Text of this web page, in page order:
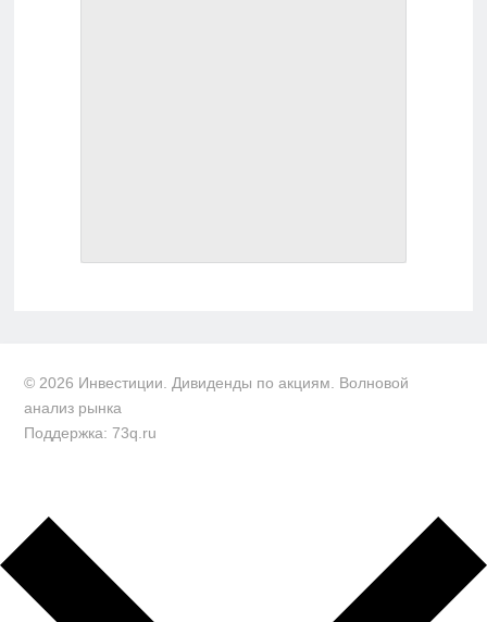
© 2026 Инвестиции. Дивиденды по акциям. Волновой
анализ рынка
Поддержка: 73q.ru